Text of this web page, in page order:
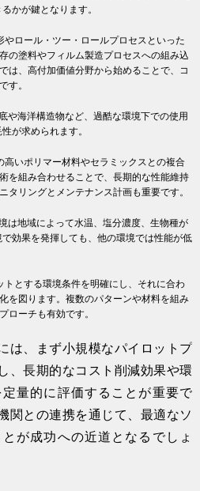
かが鍵となります。
やロール・ツー・ロールプロセスといった
の塗料やフィルム製造プロセスへの組み込
は、高付加価値分野から始めることで、コ
す。
や海洋構造物など、過酷な環境下での使用
が求められます。
高いポリマー材料やセラミックスとの複合
を組み合わせることで、長期的な性能維持
タリングとメンテナンス計画も重要です。
は地域によって水温、塩分濃度、生物種が
効果を発揮しても、他の環境では性能が低
トとする環境条件を明確にし、それに合わ
を図ります。複数のパターンや材料を組み
ローチも有効です。
は、まず小規模なパイロットプ
、長期的なコスト削減効果や環
量的に評価することが重要で
関との連携を通じて、最適なソ
が成功への近道となるでしょ